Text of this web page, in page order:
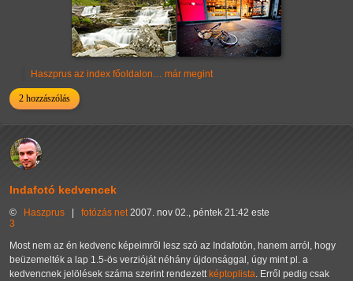
Haszprus az index főoldalon… már megint
2 hozzászólás
Indafotó kedvencek
© Haszprus fotózás net 2007. nov 02., péntek 21:42 este
3
Most nem az én kedvenc képeimről lesz szó az Indafotón, hanem arról, hogy
beüzemelték a lap 1.5-ös verzióját néhány újdonsággal, úgy mint pl. a
kedvencnek jelölések száma szerint rendezett képtoplista. Erről pedig csak